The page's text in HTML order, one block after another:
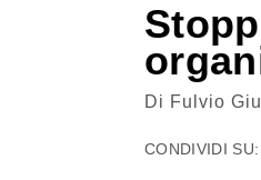
Di Fulvio
CONDIVIDI SU: